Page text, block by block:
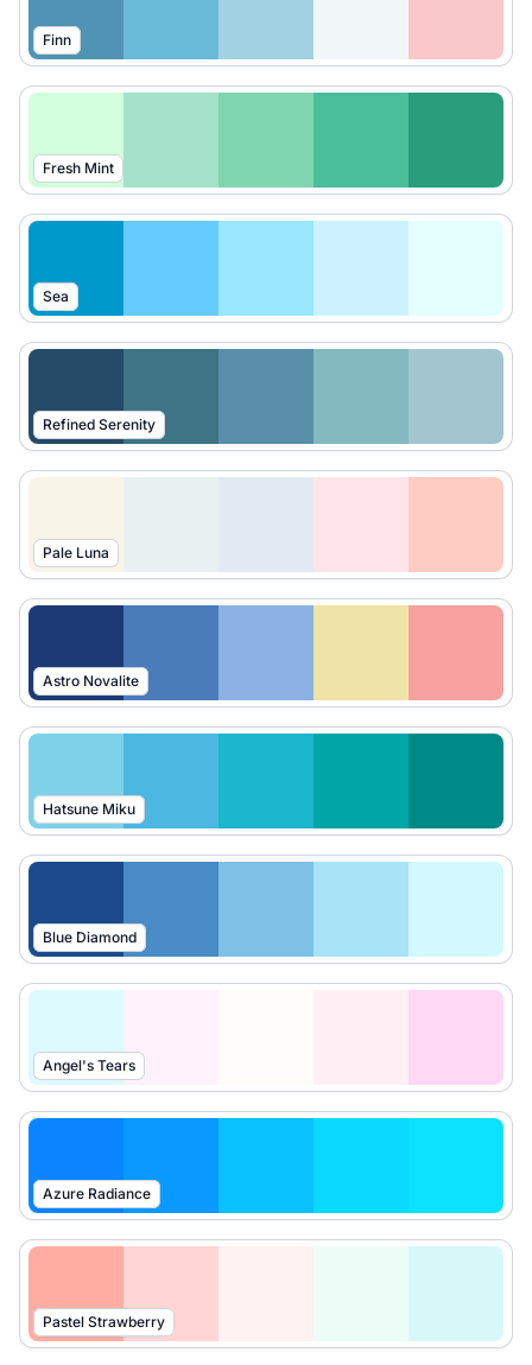
Finn
Fresh Mint
Sea
Refined Serenity
Pale Luna
Astro Novalite
Hatsune Miku
Blue Diamond
Angel's Tears
Azure Radiance
Pastel Strawberry